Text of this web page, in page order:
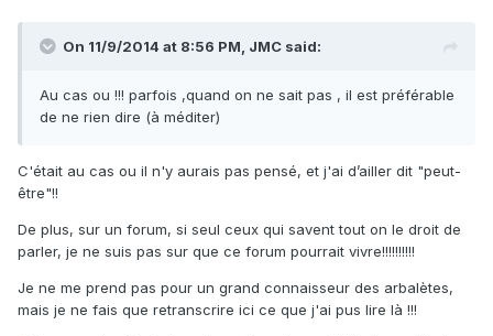
On 11/9/2014 at 8:56 PM, JMC said:
Au cas ou !!! parfois ,quand on ne sait pas , il est préférable
de ne rien dire (à méditer)
C'était au cas ou il n'y aurais pas pensé, et j'ai d’ailler dit "peut-
être"!!
De plus, sur un forum, si seul ceux qui savent tout on le droit de
parler, je ne suis pas sur que ce forum pourrait vivre!!!!!!!!!!
Je ne me prend pas pour un grand connaisseur des arbalètes,
mais je ne fais que retranscrire ici ce que j'ai pus lire là !!!